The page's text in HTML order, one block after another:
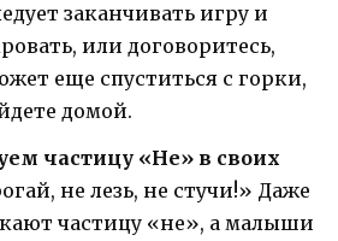
заканчивать игру и
или договоритесь,
еще спуститься с горки,
домой.
частицу «Не» в своих
не лезь, не стучи!» Даже
частицу «не», а малыши